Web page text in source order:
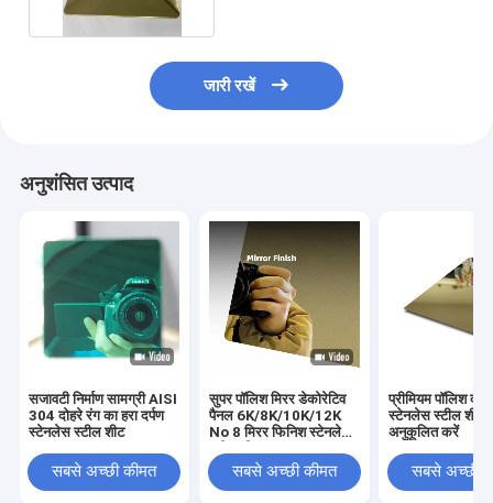
जारी रखें
अनुशंसित उत्पाद
सजावटी निर्माण सामग्री AISI
304 दोहरे रंग का हरा दर्पण
स्टेनलेस स्टील शीट
सबसे अच्छी कीमत
सुपर पॉलिश मिरर डेकोरेटिव
पैनल 6K/8K/10K/12K
No 8 मिरर फिनिश स्टेनलेस
सबसे अच्छी कीमत
प्रीमियम पॉलिश
स्टेनलेस स्टील शीट
अनुकूलित करें
सबसे अच्छी